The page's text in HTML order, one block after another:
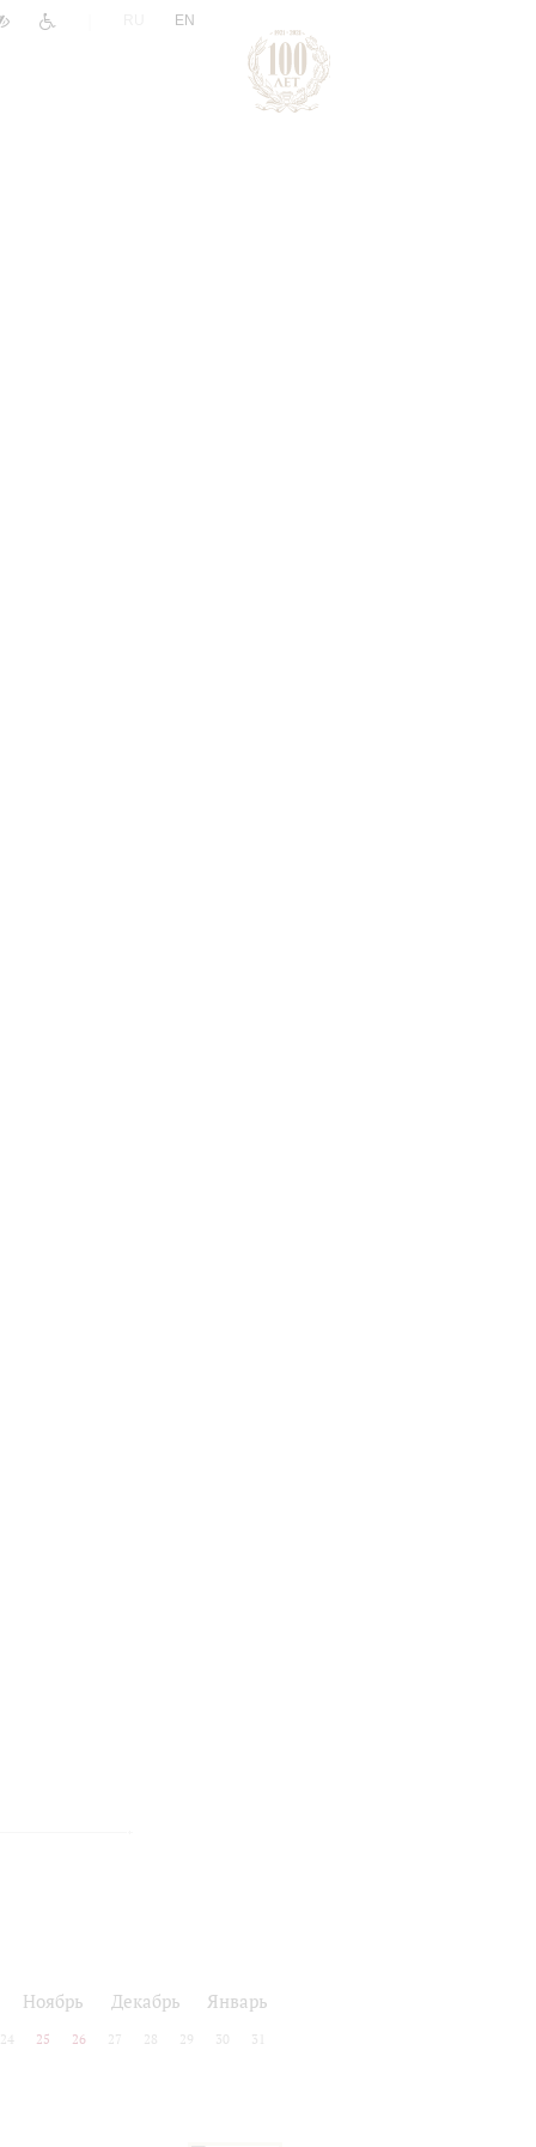
EN
Ноябрь Декабрь Январь
24 25 26 27 28 29 30 31